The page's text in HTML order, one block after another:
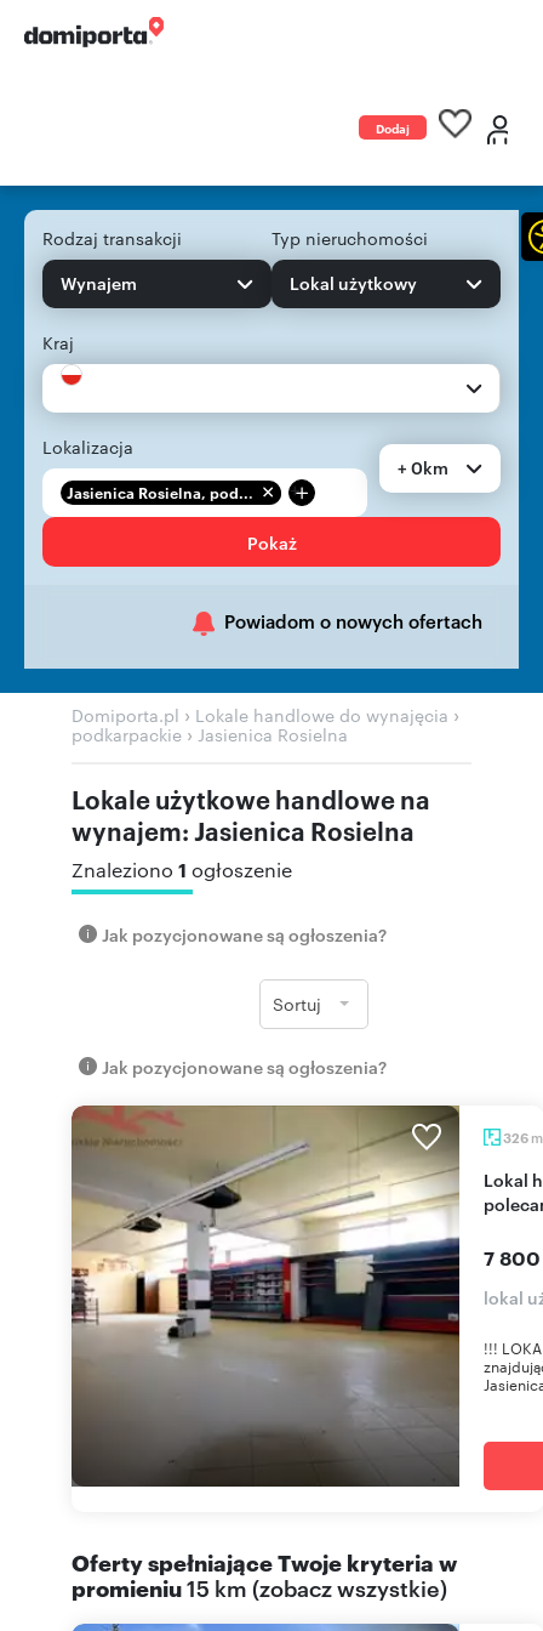
Dodaj
Rodzaj transakcji
Wynajem
Typ nieruchomości
Lokal użytkowy
Kraj
Lokalizacja
Jasienica Rosielna, pod... +
+ 0km
Pokaż
Powiadom o nowych ofertach
Domiporta.pl › Lokale handlowe do wynajęcia ›
podkarpackie › Jasienica Rosielna
Lokale użytkowe handlowe na
wynajem: Jasienica Rosielna
Znaleziono 1 ogłoszenie
Jak pozycjonowane są ogłoszenia?
Sortuj
Jak pozycjonowane są ogłoszenia?
326 m
Lokal handlowy 326 m² z dużym potencjałem
7 800
lokal
!!!
Oferty spełniające Twoje kryteria w
promieniu15 km (zobacz wszystkie)